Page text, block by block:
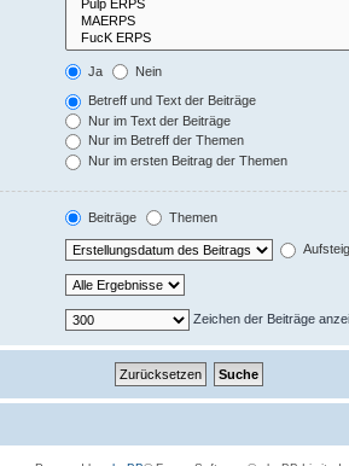
Ja Nein
Betreff und Text der Beiträge
Nur im Text der Beiträge
Nur im Betreff der Themen
Nur im ersten Beitrag der Themen
Beiträge Themen
Zeichen der Beiträge